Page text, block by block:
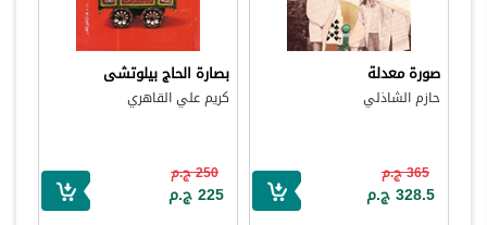
صورة معدلة
حازم الشاذلي
365 ج.م
328.5 ج.م
بصارة الحاج بيلوتشى
كريم علي القاهري
250 ج.م
225 ج.م